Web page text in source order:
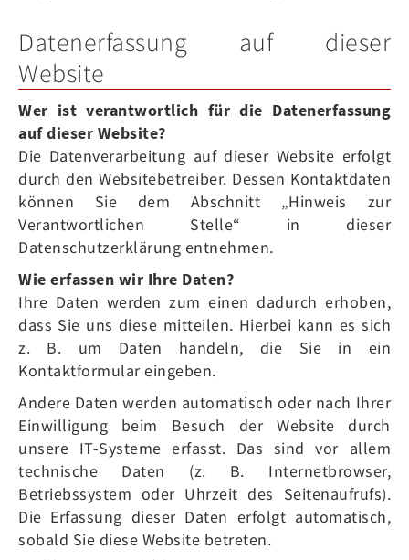
Datenerfassung auf dieser
Website
Wer ist verantwortlich für die Datenerfassung
auf dieser Website?
Die Datenverarbeitung auf dieser Website erfolgt
durch den Websitebetreiber. Dessen Kontaktdaten
können Sie dem Abschnitt „Hinweis zur
Verantwortlichen Stelle“ in dieser
Datenschutzerklärung entnehmen.
Wie erfassen wir Ihre Daten?
Ihre Daten werden zum einen dadurch erhoben,
dass Sie uns diese mitteilen. Hierbei kann es sich
z. B. um Daten handeln, die Sie in ein
Kontaktformular eingeben.
Andere Daten werden automatisch oder nach Ihrer
Einwilligung beim Besuch der Website durch
unsere IT-Systeme erfasst. Das sind vor allem
technische Daten (z. B. Internetbrowser,
Betriebssystem oder Uhrzeit des Seitenaufrufs).
Die Erfassung dieser Daten erfolgt automatisch,
sobald Sie diese Website betreten.